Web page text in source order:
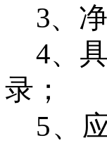
3、
4、
录；
5、